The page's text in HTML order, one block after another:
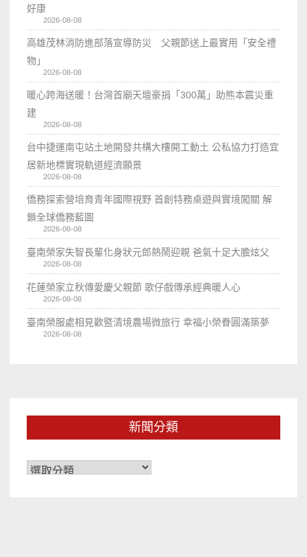
好康
2026-08-08
高雄茂林消防進部落宣導防災 父親節送上最實用「安全禮
物」
2026-08-08
暖心跨海送暖！台灣首廟天壇豪捐「300萬」助熊本震災重
建
2026-08-08
台中捷運南屯站土地開發共構大樓開工動土 公私協力打造宜
居新地標實現軌道經濟願景
2026-08-08
僑務探索營培育青年國際視野 首創特務桌遊與實境闖關 解
鎖全球僑務藍圖
2026-08-08
臺南榮家失智長輩化身狀元郎熱鬧迎親 爸氣十足大膽炫父
2026-08-08
花蓮榮家立秋傳愛慶父親節 歌仔戲傳承經典暖人心
2026-08-08
臺南榮服處相見歡暨清境農場微旅行 幸福小榮眷圓滿築夢
2026-08-08
新聞分類
新